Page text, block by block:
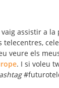
vaig assistir a
veure els
. I si voleu